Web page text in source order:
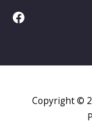
Facebook
Copyright ©